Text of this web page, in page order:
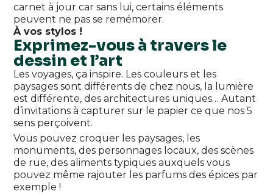
carnet à jour car sans lui, certains éléments
peuvent ne pas se remémorer.
À vos stylos !
Exprimez-vous à travers le
dessin et l’art
Les voyages, ça inspire. Les couleurs et les
paysages sont différents de chez nous, la lumière
est différente, des architectures uniques… Autant
d’invitations à capturer sur le papier ce que nos 5
sens perçoivent.
Vous pouvez croquer les paysages, les
monuments, des personnages locaux, des scènes
de rue, des aliments typiques auxquels vous
pouvez même rajouter les parfums des épices par
exemple !